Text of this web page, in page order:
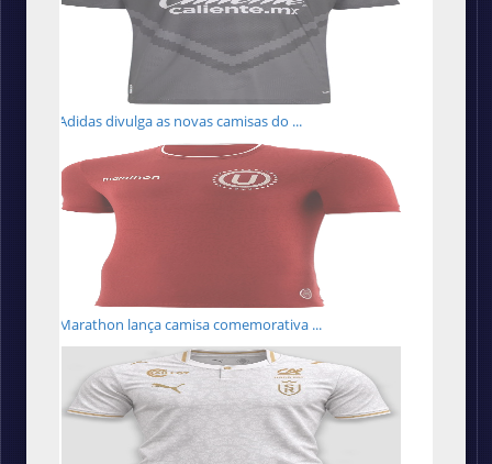
Adidas divulga as novas camisas do ...
Marathon lança camisa comemorativa ...